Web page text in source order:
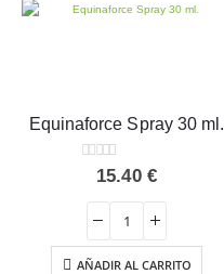
Equinaforce Spray 30 ml.
out of 5
15.40 €
AÑADIR AL CARRITO